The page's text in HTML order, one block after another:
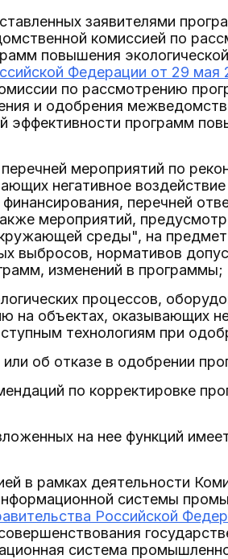
заявителями
комиссией по
повышения
Федерации от 29 мая
по рассмотрению
и одобрения
эффективности программ
мероприятий по
негативное
перечней
мероприятий,
среды", на предмет
выбросов, нормативов
изменений в программы;
процессов,
на объектах, оказывающих
технологиям при
об отказе в одобрении
по корректировке
на нее функций
в рамках деятельности
системы
Российской
система